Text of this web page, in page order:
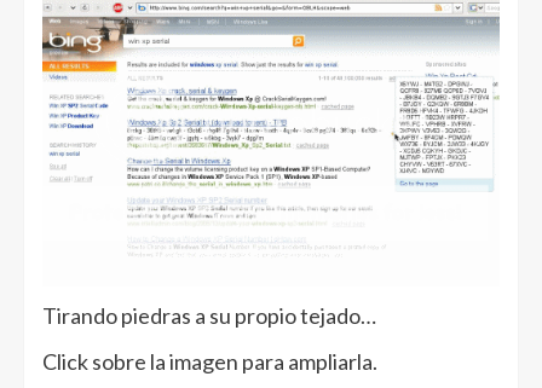
Tirando piedras a su propio tejado…
Click sobre la imagen para ampliarla.